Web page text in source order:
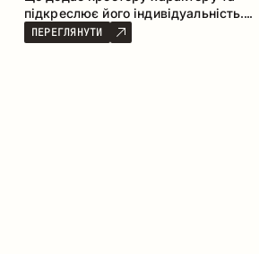
підкреслює його індивідуальність.
Дерево, метал і скло створюють
збалансовану та стильну композицію.
ПЕРЕГЛЯНУТИ